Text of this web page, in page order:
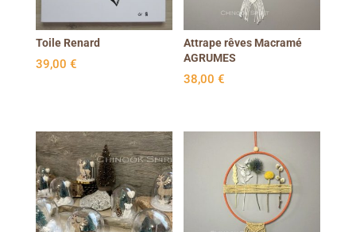
Toile Renard
39,00 €
Attrape rêves Macramé
AGRUMES
38,00€